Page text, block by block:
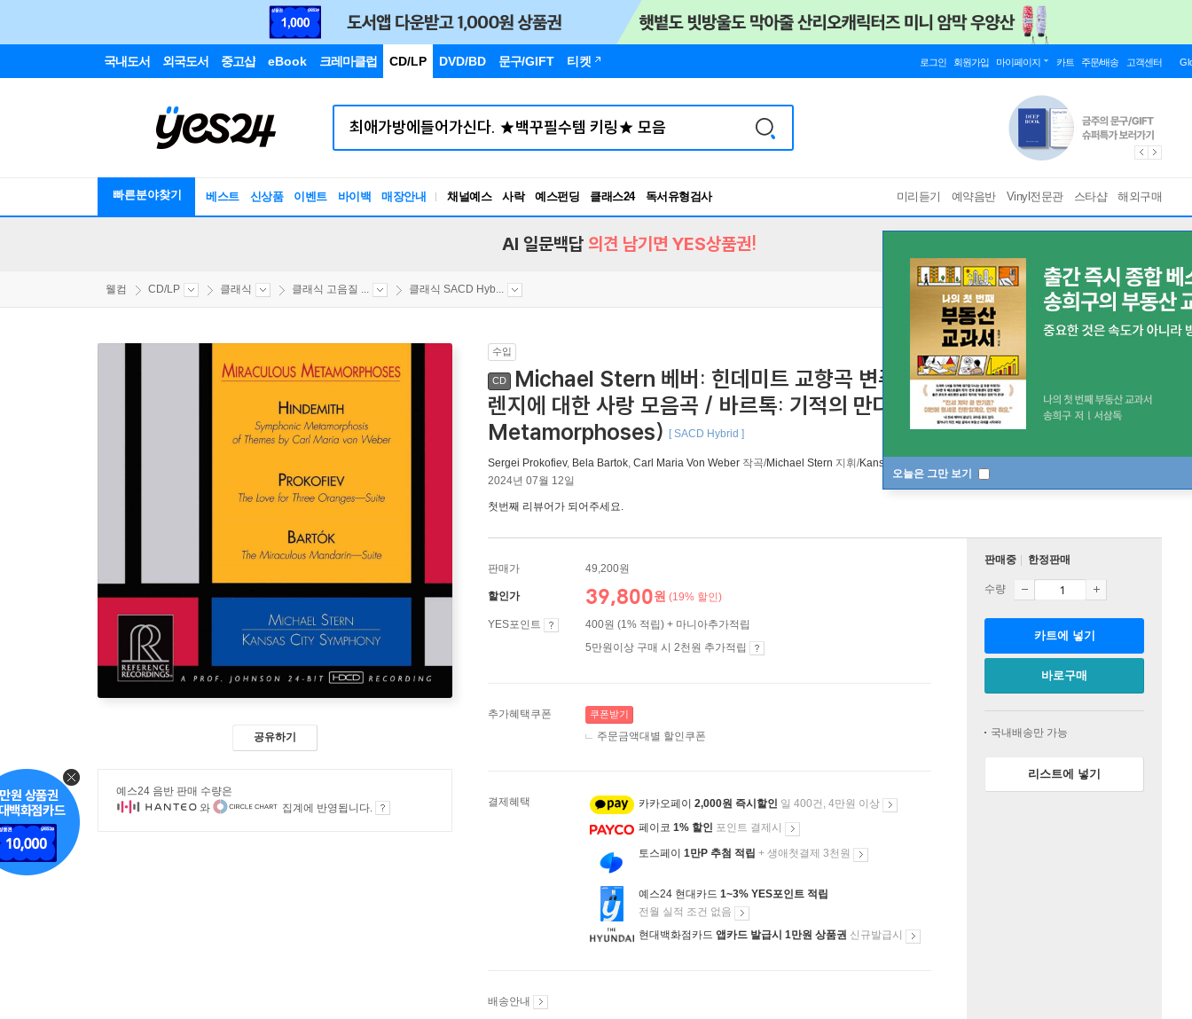
국내도서 외국도서 중고샵 eBook 크레마클럽 CD/LP DVD/BD 문구/GIFT 티켓 로그인 회원가입 마이페이지 카트 주문/배송 고객센터
빠른분야찾기 베스트 신상품 이벤트 바이백 매장안내 채널예스 사락 예스펀딩 클래스24
독서유형검사
RBTI Lab
미리듣기 예약음반 Vinyl전문관 스타샵 해외구매
오늘은 그만 보기
AI 일문백답 의견 남기면 YES상품권!
웰컴 CD/LP 클래식 클래식 고음질 ... 클래식 SACD Hyb...
공유하기
예스24 음반 판매 수량은
와
집계에 반영됩니다.
수입
CD
Michael Stern 베버: 힌데미트 교향곡 변주곡 / 프로코피예프: 세 개의 오
렌지에 대한 사랑 모음곡 / 바르톡: 기적의 만다린 모음곡 (Miraculous
Metamorphoses)
[ SACD Hybrid ]
Sergei Prokofiev, Bela Bartok, Carl Maria Von Weber 작곡/Michael Stern 지휘/Kansas City Symphony
2024년 07월 12일
첫번째 리뷰어가 되어주세요.
판매가 49,200원
할인가 39,800원 (19% 할인)
YES포인트
400원 (1% 적립) + 마니아추가적립
5만원이상 구매 시 2천원 추가적립
추가혜택쿠폰 쿠폰받기
주문금액대별 할인쿠폰
결제혜택 카카오페이 2,000원 즉시할인 일 400건, 4만원 이상
페이코 1% 할인 포인트 결제시
토스페이 1만P 추첨 적립 + 생애첫결제 3천원
예스24 현대카드 1~3% YES포인트 적립
전월 실적 조건 없음
현대백화점카드 앱카드 발급시 1만원 상품권 신규발급시
배송안내
판매중 한정판매
수량
카트에 넣기
바로구매
국내배송만 가능
리스트에 넣기